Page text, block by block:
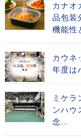
カナ
品包装
機能性
カウ
年度は
ミケ
ンハ
念...